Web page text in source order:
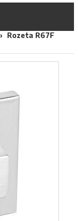
Rozeta R67F